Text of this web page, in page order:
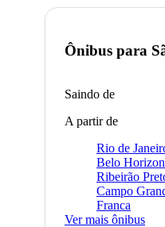
Ônibus para
Saindo de
A partir de
Rio de
Belo
Ribeirão
Campo
Franca
Ver mais ônibus